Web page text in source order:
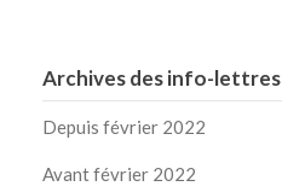
Archives des info-lettres
Depuis février 2022
Avant février 2022